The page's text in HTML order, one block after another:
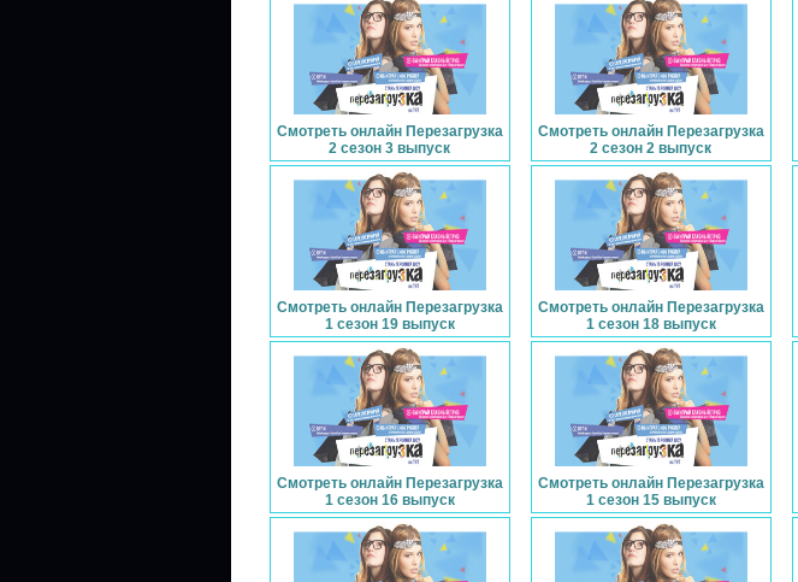
Смотреть онлайн Перезагрузка
2 сезон 3 выпуск
Смотреть онлайн Перезагрузка
2 сезон 2 выпуск
Смотреть онлайн Перезагрузка
1 сезон 19 выпуск
Смотреть онлайн Перезагрузка
1 сезон 18 выпуск
Смотреть онлайн Перезагрузка
1 сезон 16 выпуск
Смотреть онлайн Перезагрузка
1 сезон 15 выпуск